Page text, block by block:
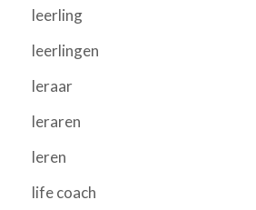
leerling
leerlingen
leraar
leraren
leren
life coach